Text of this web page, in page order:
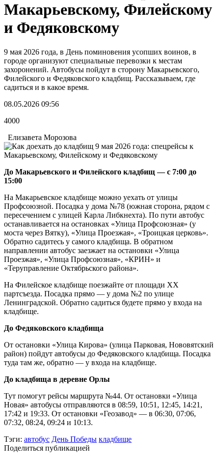
Макарьевскому, Филейскому
и Федяковскому
9 мая 2026 года, в День поминовения усопших воинов, в
городе организуют специальные перевозки к местам
захоронений. Автобусы пойдут в сторону Макарьевского,
Филейского и Федяковского кладбищ. Рассказываем, где
садиться и в какое время.
08.05.2026 09:56
4000
Елизавета Морозова
До Макарьевского и Филейского кладбищ — с 7:00 до
15:00
На Макарьевское кладбище можно уехать от улицы
Профсоюзной. Посадка у дома №78 (южная сторона, рядом с
пересечением с улицей Карла Либкнехта). По пути автобус
останавливается на остановках «Улица Профсоюзная» (у
моста через Вятку), «Улица Проезжая», «Троицкая церковь».
Обратно садитесь у самого кладбища. В обратном
направлении автобус заезжает на остановки «Улица
Проезжая», «Улица Профсоюзная», «КРИН» и
«Теруправление Октябрьского района».
На Филейское кладбище поезжайте от площади XX
партсъезда. Посадка прямо — у дома №2 по улице
Ленинградской. Обратно садиться будете прямо у входа на
кладбище.
До Федяковского кладбища
От остановки «Улица Кирова» (улица Парковая, Нововятский
район) пойдут автобусы до Федяковского кладбища. Посадка
туда там же, обратно — у входа на кладбище.
До кладбища в деревне Орлы
Тут помогут рейсы маршрута №44. От остановки «Улица
Новая» автобусы отправляются в 08:59, 10:51, 12:45, 14:21,
17:42 и 19:33. От остановки «Геозавод» — в 06:30, 07:06,
07:32, 08:24, 09:24 и 10:13.
Тэги: автобус День Победы кладбище
Поделиться публикацией